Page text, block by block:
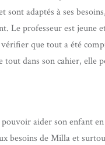
sont adaptés à ses
Le professeur est jeune
que tout a été
tout dans son cahier, elle
aider son enfant
besoins de Milla et